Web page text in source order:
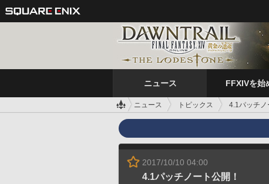
ニュース FFXIVを始
ニュース トピックス 4.1パッチノ
2017/10/10 04:00
4.1パッチノート公開！